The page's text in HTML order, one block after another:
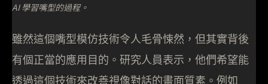
AI 學習嘴型的過程。
雖然這個嘴型模仿技術令人毛骨悚然，但其實背後
有個正當的應用目的。研究人員表示，他們希望能
透過這個技術來改善視像對話的畫面質素。例如